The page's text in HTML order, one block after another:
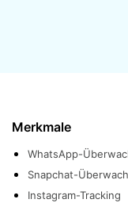
Merkmale
WhatsApp-
Snapchat-
Instagram-Tracking